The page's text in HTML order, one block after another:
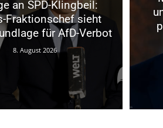
an SPD-Klingbeil:
Fraktionschef sieht
für AfD-Verbot
8. August 2026